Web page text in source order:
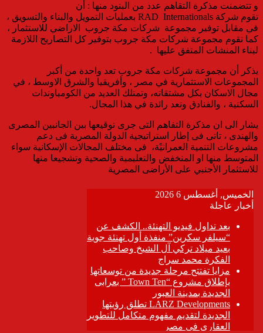
و تتضمنت مذكرة التقاهم عدد من البنود منها : أن
تقوم شركة RAD Internationals بعمليات التمويل والبناء والتسويق ،
في مقابل توفير مجموعة شركات مكة جروب الاراضي للاستثمار ،
كما تقوم مجموعة شركات مكة جروب بتوفير كل التصاريح اللازمة
لبناء المنشات المتفق عليها .
يذكر أن مجموعة شركات مكة جروب تعد واحدة من أكبر
المجموعات الاستثمارية في مصر ، وأفريقيا والشرق الاوسط ، في
مجال الاسكان بكل مشتقاته، وتمتلك العديد من الكومباوندات
السكنية ، والفنادق وتعد رائدة في هذا المجال.
يشار الى ان مذكرة التفاهم التى جرى توقيعها بين الجانبين المصرى
والهندى ، تاتى فى إطار استراتيجية الدولة المصرية فى دعم
مشروعات التنمية العمرانيْة، فى مختلف المجالات الإسكانية سواء
المتوسط منها او المنخفض والتعليمية والصحية وتشجيعا منها
للاستثمار الأجنبي على الأراضى المصرية